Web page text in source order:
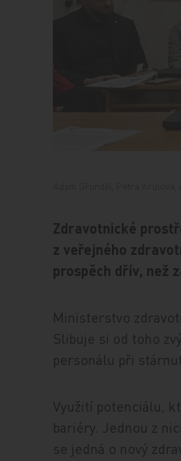
Zdravotnické
z veřejného
prospěch dřív, než
Ministerstvo
Slibuje si od toho
personálu při
Využití potenciálu,
bariéry. Jednou z
se jedná o nový